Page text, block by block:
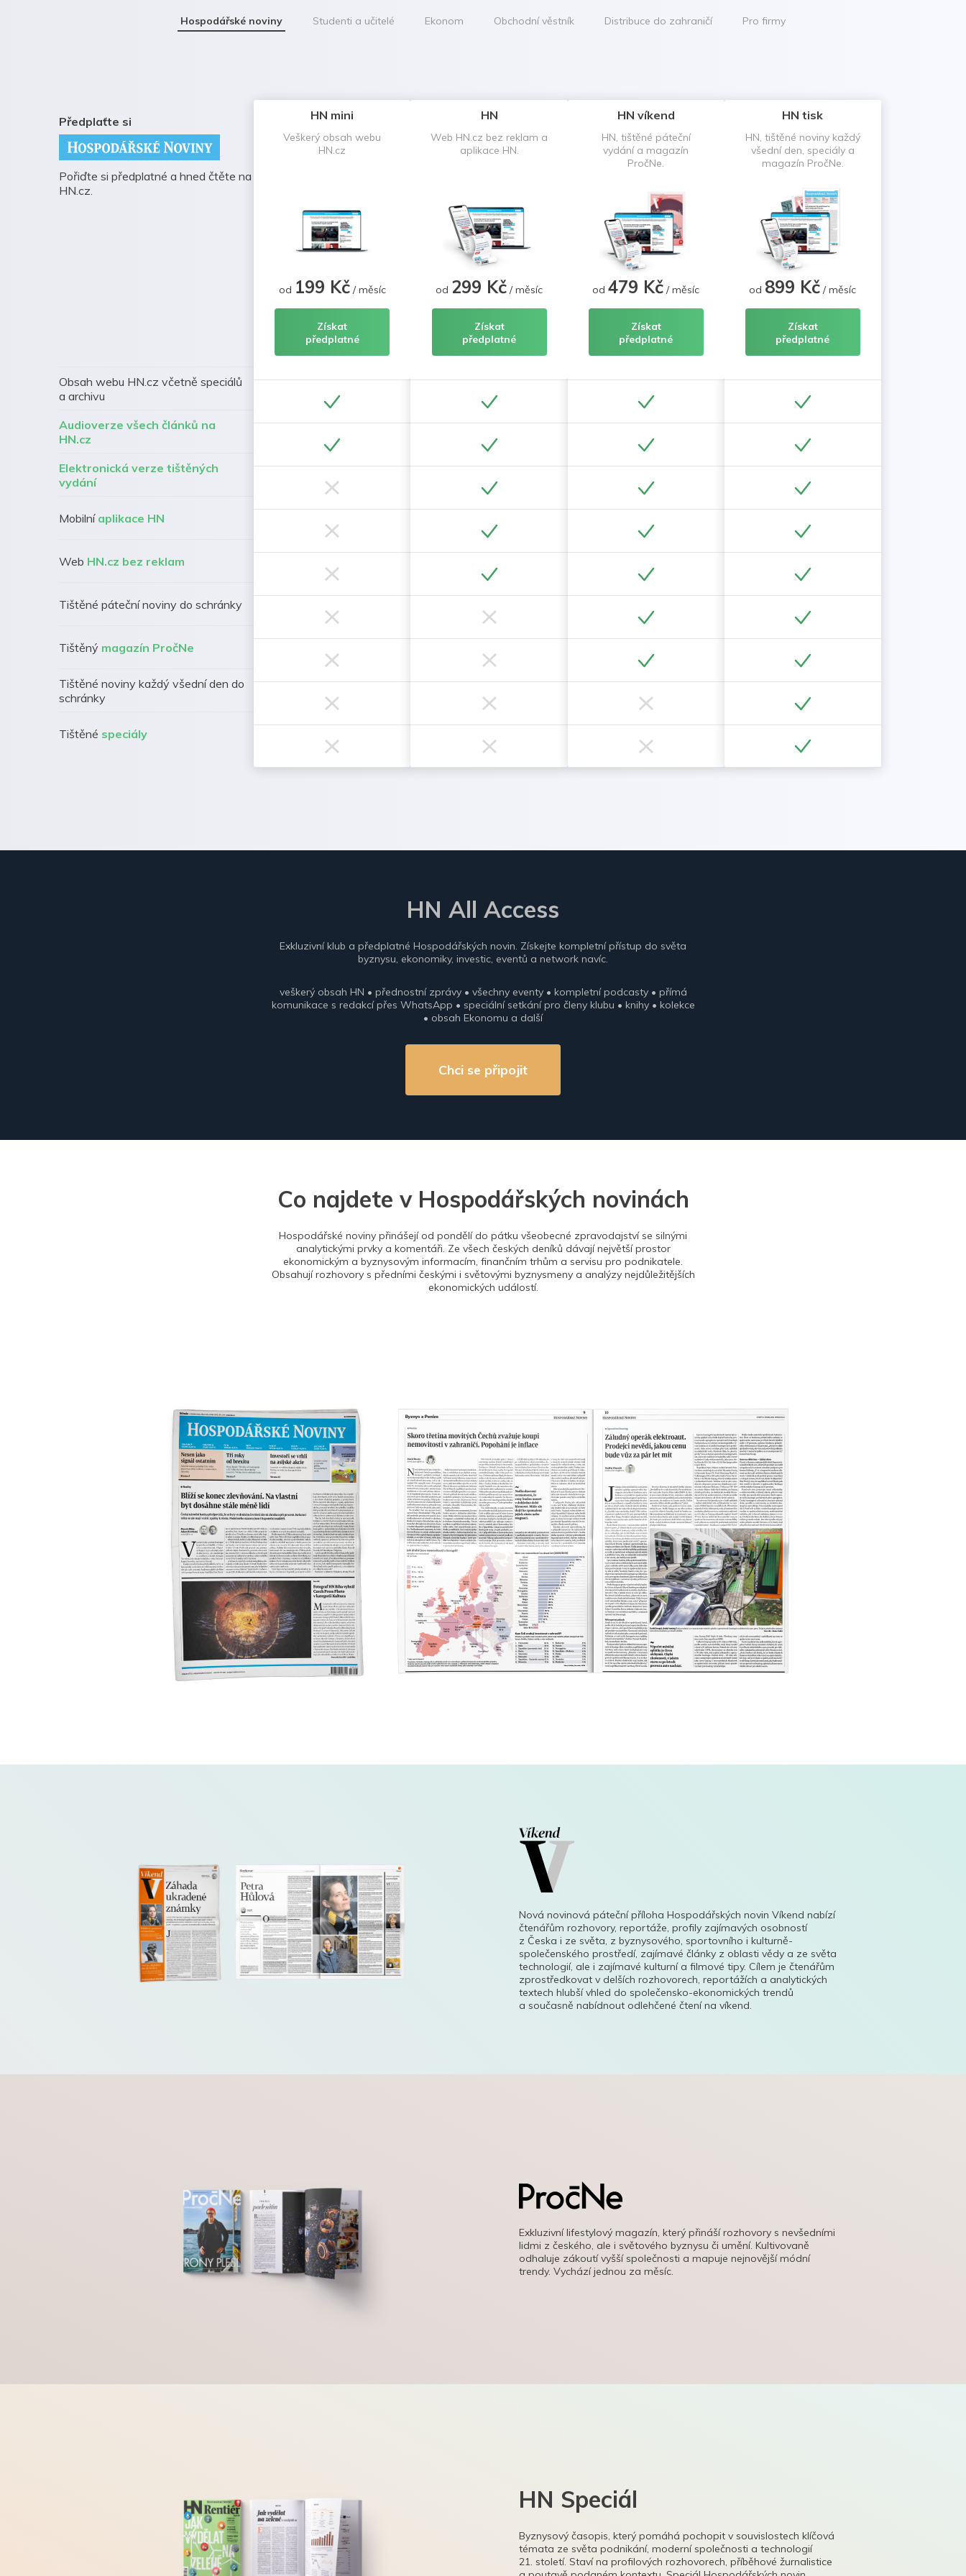
Hospodářské noviny Studenti a učitelé Ekonom Obchodní věstník Distribuce do zahraničí Pro firmy
Předplaťte si
Pořiďte si předplatné a hned čtěte na
HN.cz.
Obsah webu HN.cz včetně speciálů
a archivu
Audioverze všech článků na
HN.cz
Elektronická verze tištěných
vydání
Mobilní aplikace HN
Web HN.cz bez reklam
Tištěné páteční noviny do schránky
Tištěný magazín PročNe
Tištěné noviny každý všední den do
schránky
Tištěné speciály
HN mini
Veškerý obsah webu
HN.cz
od 199 Kč/ měsíc
Získat
předplatné
HN
Web HN.cz bez reklam a
aplikace HN.
od 299 Kč / měsíc
Získat
předplatné
HN víkend
HN, tištěné páteční
vydání a magazín
PročNe.
od479 Kč / měsíc
Získat
předplatné
HN tisk
HN, tištěné noviny každý
všední den, speciály a
magazín PročNe.
od 899 Kč / měsíc
Získat
předplatné
HN All Access
Exkluzivní klub a předplatné Hospodářských novin. Získejte kompletní přístup do světa
byznysu, ekonomiky, investic, eventů a network navíc.
veškerý obsah HN • přednostní zprávy • všechny eventy • kompletní podcasty • přímá
komunikace s redakcí přes WhatsApp • speciální setkání pro členy klubu • knihy • kolekce
• obsah Ekonomu a další
Chci se připojit
Co najdete v Hospodářských novinách
Hospodářské noviny přinášejí od pondělí do pátku všeobecné zpravodajství se silnými
analytickými prvky a komentáři. Ze všech českých deníků dávají největší prostor
ekonomickým a byznysovým informacím, finančním trhům a servisu pro podnikatele.
Obsahují rozhovory s předními českými i světovými byznysmeny a analýzy nejdůležitějších
ekonomických událostí.
Nová novinová páteční příloha Hospodářských novin Víkend nabízí
čtenářům rozhovory, reportáže, profily zajímavých osobností
z Česka i ze světa, z byznysového, sportovního i kulturně-
společenského prostředí, zajímavé články z oblasti vědy a ze světa
technologií, ale i zajímavé kulturní a filmové tipy. Cílem je čtenářům
zprostředkovat v delších rozhovorech, reportážích a analytických
textech hlubší vhled do společensko-ekonomických trendů
a současně nabídnout odlehčené čtení na víkend.
Exkluzivní lifestylový magazín, který přináší rozhovory s nevšedními
lidmi z českého, ale i světového byznysu či umění. Kultivovaně
odhaluje zákoutí vyšší společnosti a mapuje nejnovější módní
trendy. Vychází jednou za měsíc.
HN Speciál
Byznysový časopis, který pomáhá pochopit v souvislostech klíčová
témata ze světa podnikání, moderní společnosti a technologií
21. století. Staví na profilových rozhovorech, příběhové žurnalistice